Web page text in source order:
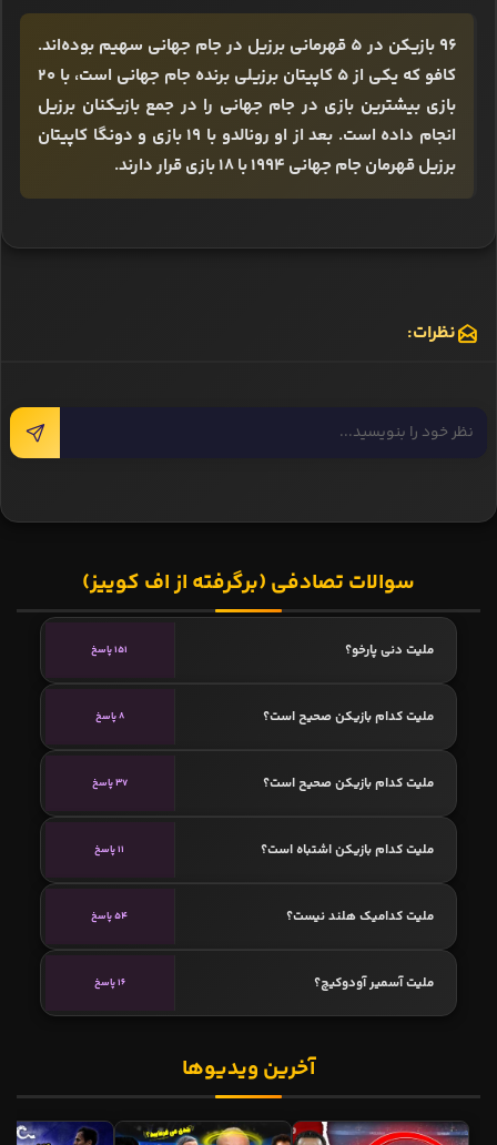
۹۶ بازیکن در 5 قهرمانی برزیل در جام جهانی سهیم بوده‌اند.
کافو که یکی از ۵ کاپیتان برزیلی برنده جام جهانی است، با ۲۰
بازی بیشترین بازی در جام جهانی را در جمع بازیکنان برزیل
انجام داده است. بعد از او رونالدو با ۱۹ بازی و دونگا کاپیتان
برزیل قهرمان جام جهانی ۱۹۹۴ با ۱۸ بازی قرار دارند.
نظرات:
سوالات تصادفی (برگرفته از اف کوییز)
ملیت دنی پارخو؟ 151 پاسخ
ملیت کدام بازیکن صحیح است؟ 8 پاسخ
ملیت کدام بازیکن صحیح است؟ 37 پاسخ
ملیت کدام بازیکن اشتباه است؟ 11 پاسخ
ملیت کدامیک هلند نیست؟ 54 پاسخ
ملیت آسمیر آودوکیچ؟ 16 پاسخ
آخرین ویدیوها